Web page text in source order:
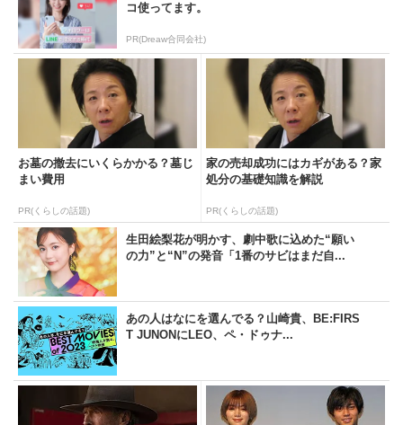
コ使ってます。
PR(Dreaw合同会社)
お墓の撤去にいくらかかる？墓じ
まい費用
PR(くらしの話題)
家の売却成功にはカギがある？家
処分の基礎知識を解説
PR(くらしの話題)
生田絵梨花が明かす、劇中歌に込めた“願い
の力”と“N”の発音「1番のサビはまだ自...
あの人はなにを選んでる？山崎貴、BE:FIRS
T JUNONにLEO、ペ・ドゥナ...